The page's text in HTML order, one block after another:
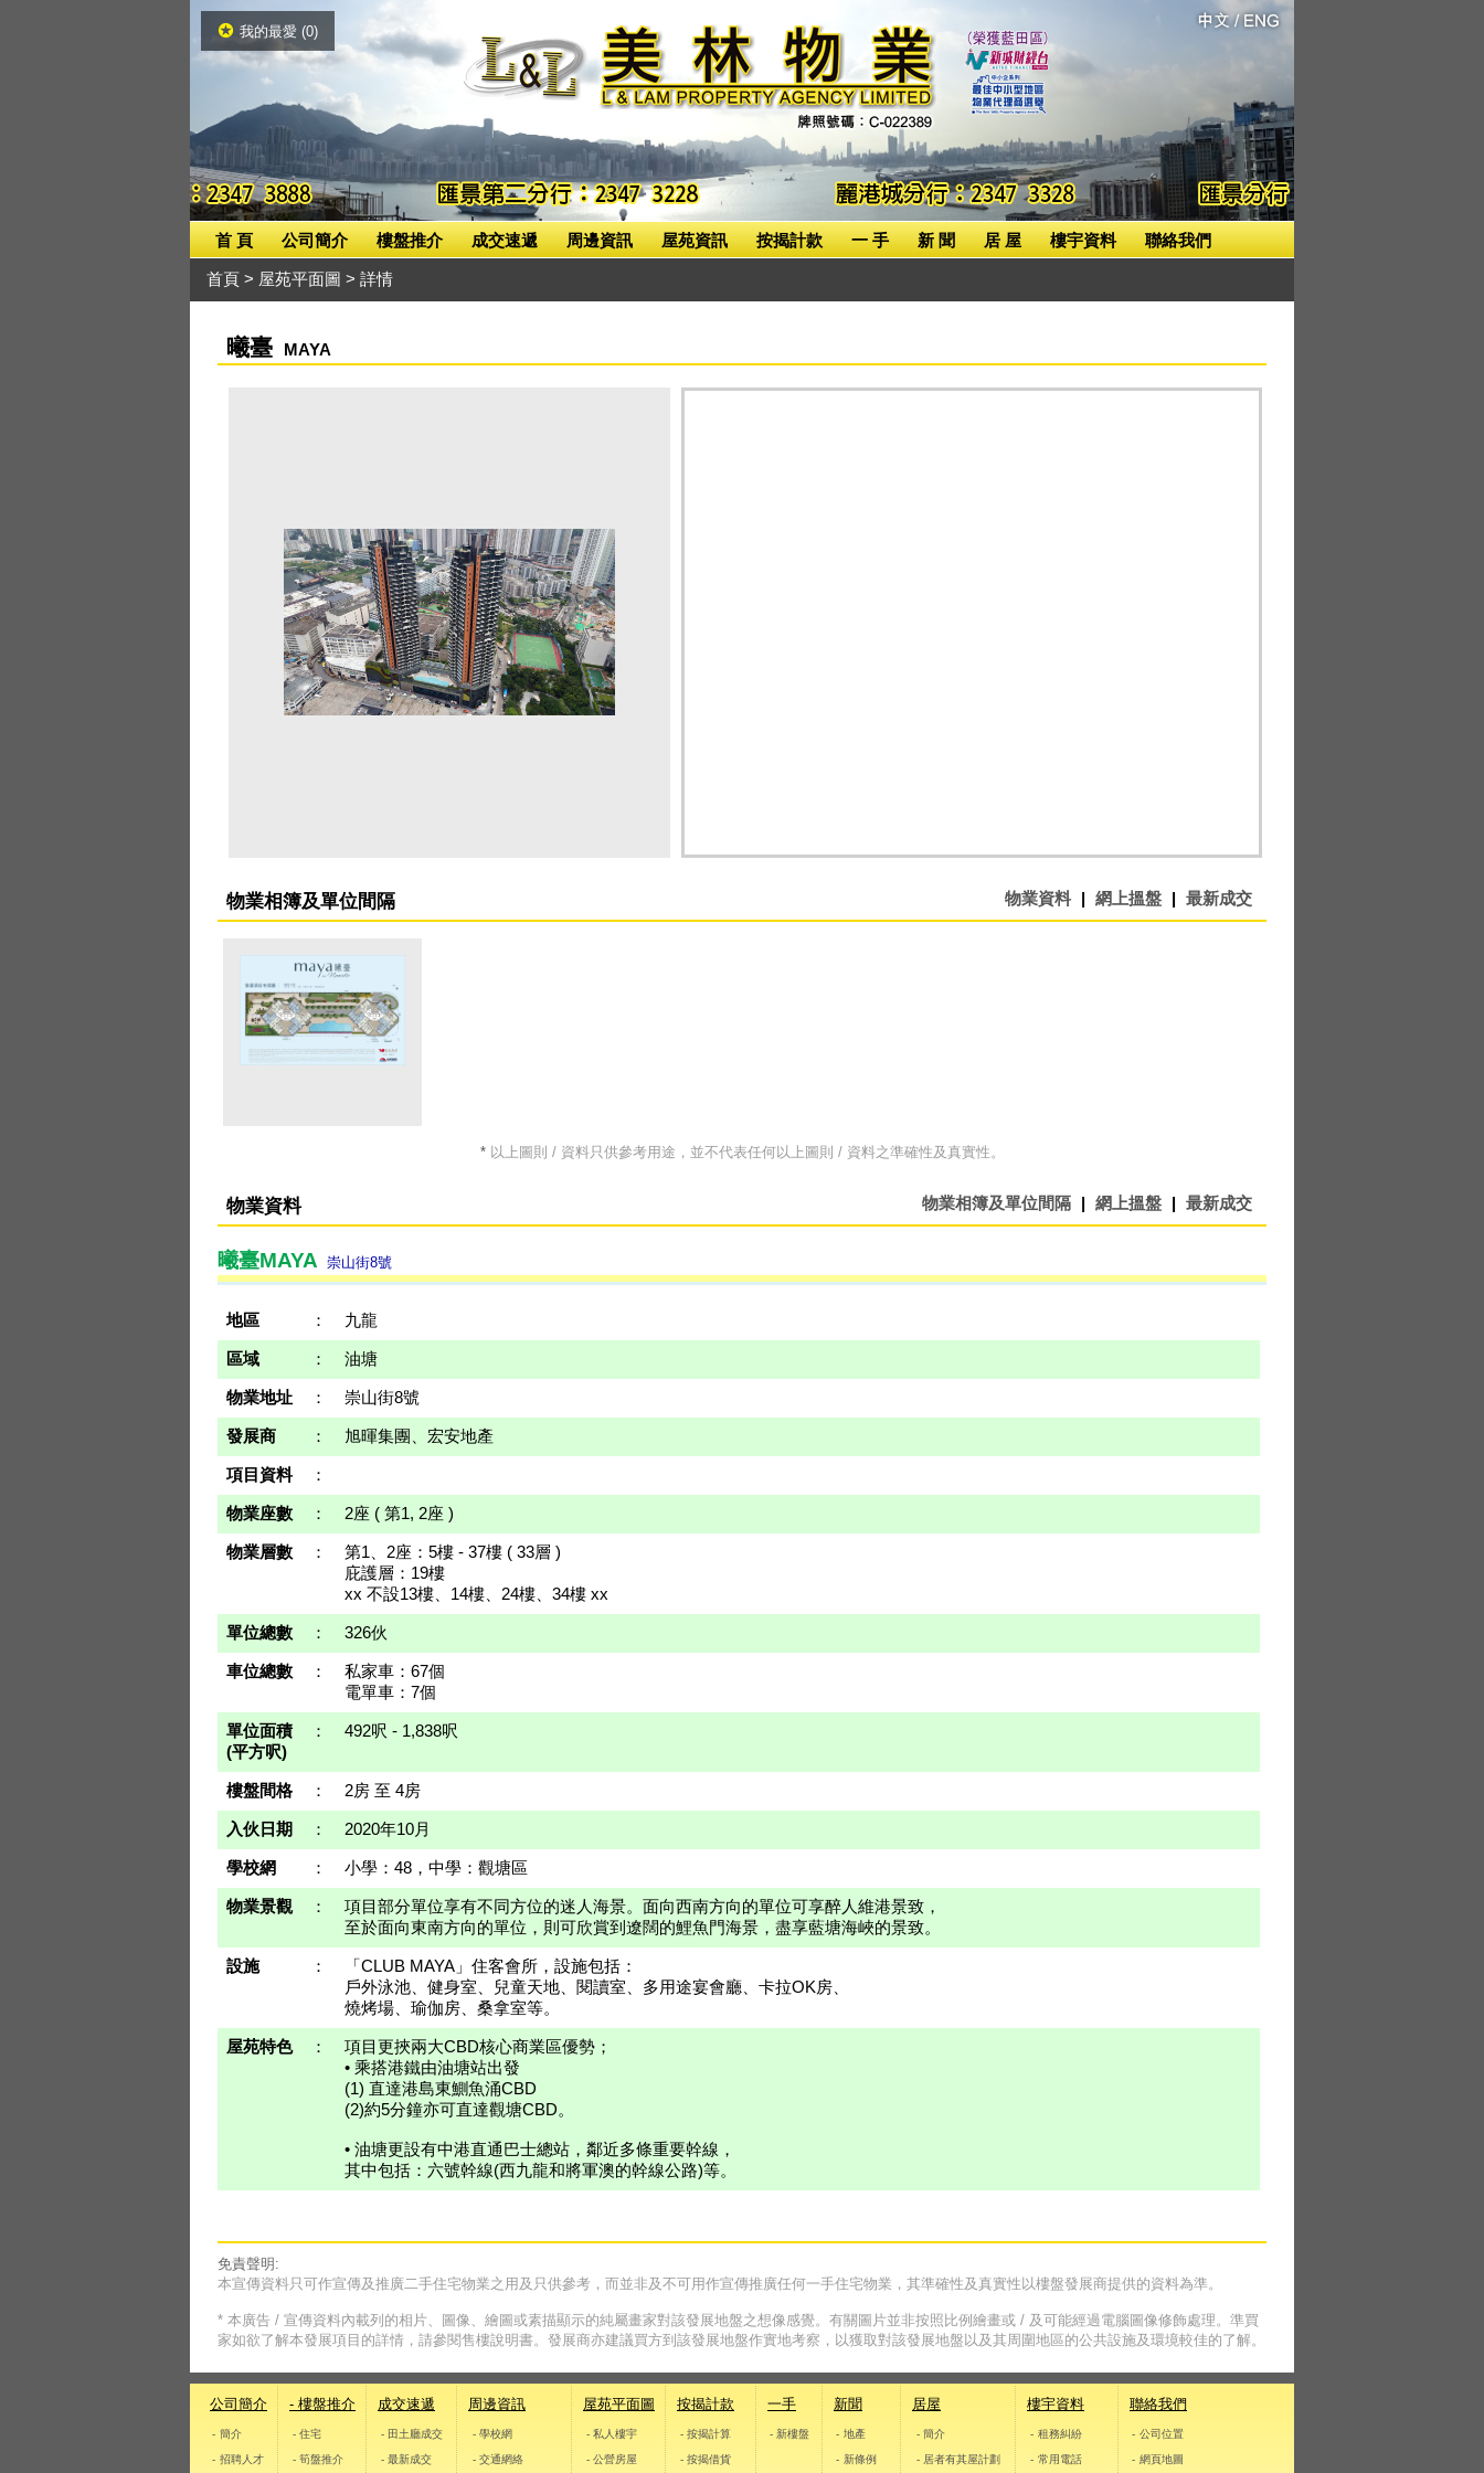
我的最愛 (0)
首 頁 公司簡介 樓盤推介 成交速遞 周邊資訊 屋苑資訊 按揭計款 一 手 新 聞 居 屋 樓宇資料 聯絡我們
首頁 > 屋苑平面圖 > 詳情
曦臺 MAYA
物業相簿及單位間隔 物業資料 | 網上搵盤 | 最新成交
*以上圖則 / 資料只供參考用途，並不代表任何以上圖則 / 資料之準確性及真實性。
物業資料 物業相簿及單位間隔 | 網上搵盤 | 最新成交
曦臺MAYA 崇山街8號
地區 ： 九龍
區域 ： 油塘
物業地址 ： 崇山街8號
發展商 ： 旭暉集團、宏安地產
項目資料 ：
物業座數 ： 2座 ( 第1, 2座 )
物業層數 ：
第1、2座：5樓 - 37樓 ( 33層 )
庇護層：19樓
xx 不設13樓、14樓、24樓、34樓 xx
單位總數 ： 326伙
車位總數 ：
私家車：67個
電單車：7個
單位面積
(平方呎)
： 492呎 - 1,838呎
樓盤間格 ： 2房 至 4房
入伙日期 ： 2020年10月
學校網 ： 小學：48，中學：觀塘區
物業景觀 ：
項目部分單位享有不同方位的迷人海景。面向西南方向的單位可享醉人維港景致，
至於面向東南方向的單位，則可欣賞到遼闊的鯉魚門海景，盡享藍塘海峽的景致。
設施 ：
「CLUB MAYA」住客會所，設施包括：
戶外泳池、健身室、兒童天地、閱讀室、多用途宴會廳、卡拉OK房、
燒烤場、瑜伽房、桑拿室等。
屋苑特色 ：
項目更挾兩大CBD核心商業區優勢；
• 乘搭港鐵由油塘站出發
(1) 直達港島東鰂魚涌CBD
(2)約5分鐘亦可直達觀塘CBD。
• 油塘更設有中港直通巴士總站，鄰近多條重要幹線，
其中包括：六號幹線(西九龍和將軍澳的幹線公路)等。
免責聲明:
本宣傳資料只可作宣傳及推廣二手住宅物業之用及只供參考，而並非及不可用作宣傳推廣任何一手住宅物業，其準確性及真實性以樓盤發展商提供的資料為準。
* 本廣告 / 宣傳資料內載列的相片、圖像、繪圖或素描顯示的純屬畫家對該發展地盤之想像感覺。有關圖片並非按照比例繪畫或 / 及可能經過電腦圖像修飾處理。準買
家如欲了解本發展項目的詳情，請參閱售樓說明書。發展商亦建議買方到該發展地盤作實地考察，以獲取對該發展地盤以及其周圍地區的公共設施及環境較佳的了解。
公司簡介
- 簡介
- 招聘人才
- 樓盤推介
- 住宅
- 筍盤推介
成交速遞
- 田土廳成交
- 最新成交
周邊資訊
- 學校網
- 交通網絡
屋苑平面圖
- 私人樓宇
- 公營房屋
按揭計款
- 按揭計算
- 按揭借貨
一手
- 新樓盤
新聞
- 地產
- 新條例
居屋
- 簡介
- 居者有其屋計劃
樓宇資料
- 租務糾紛
- 常用電話
聯絡我們
- 公司位置
- 網頁地圖